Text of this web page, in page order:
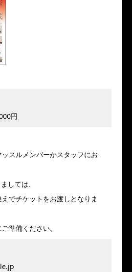
円
スルメンバーかスタッフにお
しては、
でチケットをお渡しとなりま
準備ください。